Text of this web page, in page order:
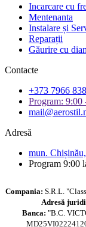
Incarcare cu
Mentenanta
Instalare și
Reparații
Găurire cu
Contacte
+373 7966
Program: 9:00
Adresă
mun.
Program 9:00
Compania: S.R.L.
Adresă
Banca: "B.C.